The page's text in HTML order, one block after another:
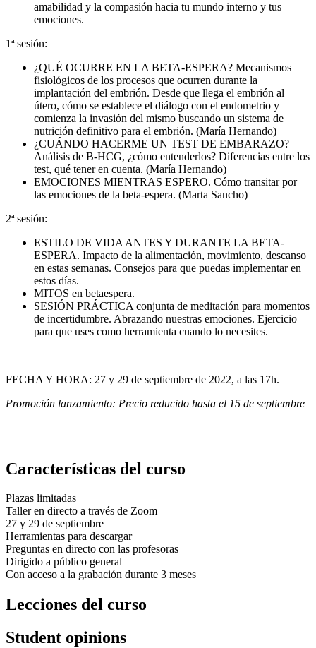
amabilidad y la compasión hacia tu mundo interno y tus
emociones.
1ª sesión:
¿QUÉ OCURRE EN LA BETA-ESPERA? Mecanismos
fisiológicos de los procesos que ocurren durante la
implantación del embrión. Desde que llega el embrión al
útero, cómo se establece el diálogo con el endometrio y
comienza la invasión del mismo buscando un sistema de
nutrición definitivo para el embrión. (María Hernando)
¿CUÁNDO HACERME UN TEST DE EMBARAZO?
Análisis de B-HCG, ¿cómo entenderlos? Diferencias entre los
test, qué tener en cuenta. (María Hernando)
EMOCIONES MIENTRAS ESPERO. Cómo transitar por
las emociones de la beta-espera. (Marta Sancho)
2ª sesión:
ESTILO DE VIDA ANTES Y DURANTE LA BETA-
ESPERA. Impacto de la alimentación, movimiento, descanso
en estas semanas. Consejos para que puedas implementar en
estos días.
MITOS en betaespera.
SESIÓN PRÁCTICA conjunta de meditación para momentos
de incertidumbre. Abrazando nuestras emociones. Ejercicio
para que uses como herramienta cuando lo necesites.
FECHA Y HORA: 27 y 29 de septiembre de 2022, a las 17h.
Promoción lanzamiento: Precio reducido hasta el 15 de septiembre
Características del curso
Plazas limitadas
Taller en directo a través de Zoom
27 y 29 de septiembre
Herramientas para descargar
Preguntas en directo con las profesoras
Dirigido a público general
Con acceso a la grabación durante 3 meses
Lecciones del curso
Student opinions